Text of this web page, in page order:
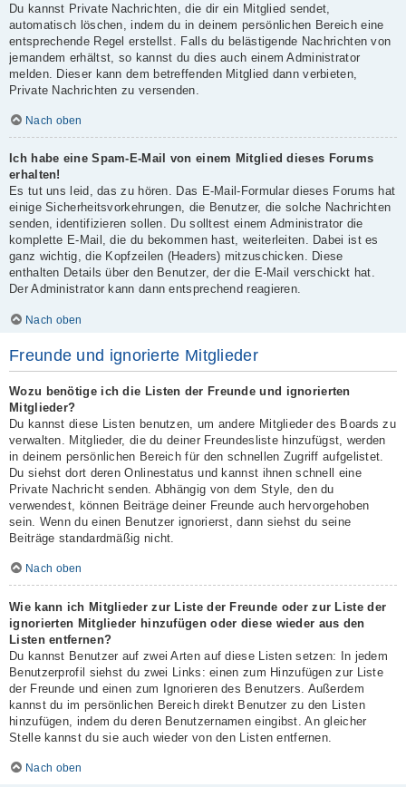
Du kannst Private Nachrichten, die dir ein Mitglied sendet,
automatisch löschen, indem du in deinem persönlichen Bereich eine
entsprechende Regel erstellst. Falls du belästigende Nachrichten von
jemandem erhältst, so kannst du dies auch einem Administrator
melden. Dieser kann dem betreffenden Mitglied dann verbieten,
Private Nachrichten zu versenden.
Nach oben
Ich habe eine Spam-E-Mail von einem Mitglied dieses Forums
erhalten!
Es tut uns leid, das zu hören. Das E-Mail-Formular dieses Forums hat
einige Sicherheitsvorkehrungen, die Benutzer, die solche Nachrichten
senden, identifizieren sollen. Du solltest einem Administrator die
komplette E-Mail, die du bekommen hast, weiterleiten. Dabei ist es
ganz wichtig, die Kopfzeilen (Headers) mitzuschicken. Diese
enthalten Details über den Benutzer, der die E-Mail verschickt hat.
Der Administrator kann dann entsprechend reagieren.
Nach oben
Freunde und ignorierte Mitglieder
Wozu benötige ich die Listen der Freunde und ignorierten
Mitglieder?
Du kannst diese Listen benutzen, um andere Mitglieder des Boards zu
verwalten. Mitglieder, die du deiner Freundesliste hinzufügst, werden
in deinem persönlichen Bereich für den schnellen Zugriff aufgelistet.
Du siehst dort deren Onlinestatus und kannst ihnen schnell eine
Private Nachricht senden. Abhängig von dem Style, den du
verwendest, können Beiträge deiner Freunde auch hervorgehoben
sein. Wenn du einen Benutzer ignorierst, dann siehst du seine
Beiträge standardmäßig nicht.
Nach oben
Wie kann ich Mitglieder zur Liste der Freunde oder zur Liste der
ignorierten Mitglieder hinzufügen oder diese wieder aus den
Listen entfernen?
Du kannst Benutzer auf zwei Arten auf diese Listen setzen: In jedem
Benutzerprofil siehst du zwei Links: einen zum Hinzufügen zur Liste
der Freunde und einen zum Ignorieren des Benutzers. Außerdem
kannst du im persönlichen Bereich direkt Benutzer zu den Listen
hinzufügen, indem du deren Benutzernamen eingibst. An gleicher
Stelle kannst du sie auch wieder von den Listen entfernen.
Nach oben